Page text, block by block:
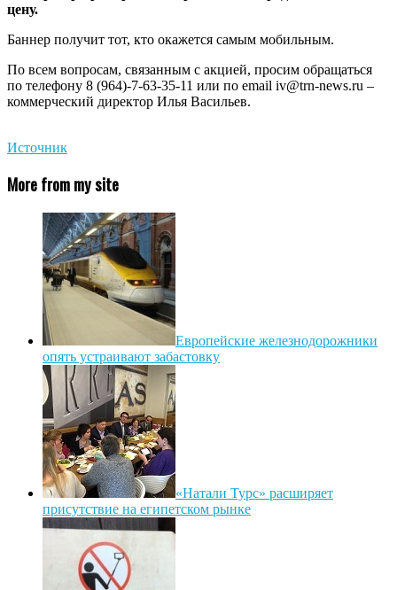
цену.
Баннер получит тот, кто окажется самым мобильным.
По всем вопросам, связанным с акцией, просим обращаться
по телефону 8 (964)-7-63-35-11 или по email iv@trn-news.ru –
коммерческий директор Илья Васильев.
Источник
More from my site
Европейские железнодорожники
опять устраивают забастовку
«Натали Турс» расширяет
присутствие на египетском рынке